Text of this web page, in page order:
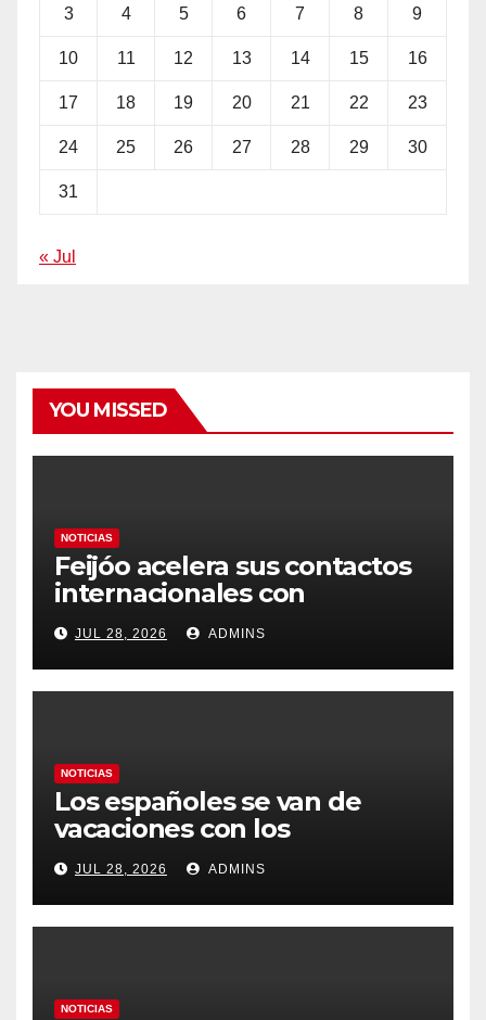
3 4 5 6 7 8 9
10 11 12 13 14 15 16
17 18 19 20 21 22 23
24 25 26 27 28 29 30
31
« Jul
YOU MISSED
NOTICIAS
Feijóo acelera sus contactos
internacionales con
Latinoamérica como socio
prioritario en su agenda de
gobierno
JUL 28, 2026 ADMINS
NOTICIAS
Los españoles se van de
vacaciones con los
carburantes hasta un 21%
más caros que el año pasado
y los hoteles disparados
JUL 28, 2026 ADMINS
NOTICIAS